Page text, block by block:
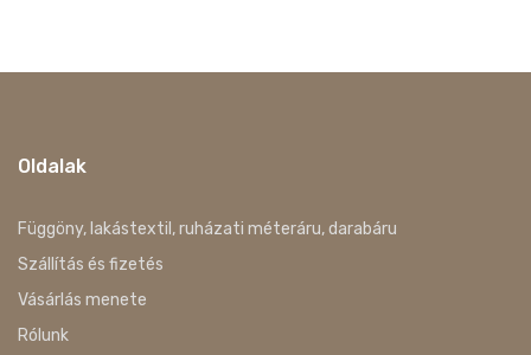
Oldalak
Függöny, lakástextil, ruházati méteráru, darabáru
Szállítás és fizetés
Vásárlás menete
Rólunk